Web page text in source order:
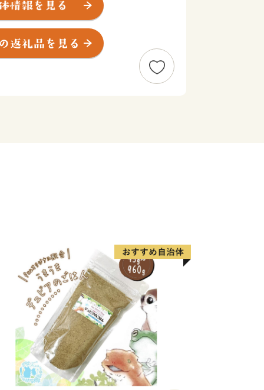
居住空間が広がる一方、雑木林や
景が残されており、都市と自然の調
３駅があり、東武東上線は東京メ
り入れを行っていることなどから、